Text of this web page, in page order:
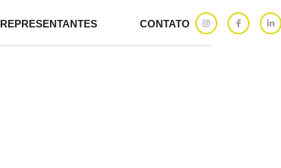
REPRESENTANTES CONTATO